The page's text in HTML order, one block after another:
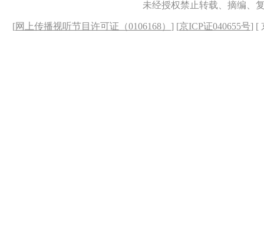
未经授权禁止转载、摘编、
[网上传播视听节目许可证（0106168） ] [京ICP证040655号] [